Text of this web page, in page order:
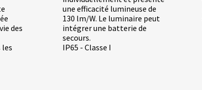
des
une efficacité lumineuse de
130 lm/W. Le luminaire peut
intégrer une batterie de
secours.
IP65 - Classe I